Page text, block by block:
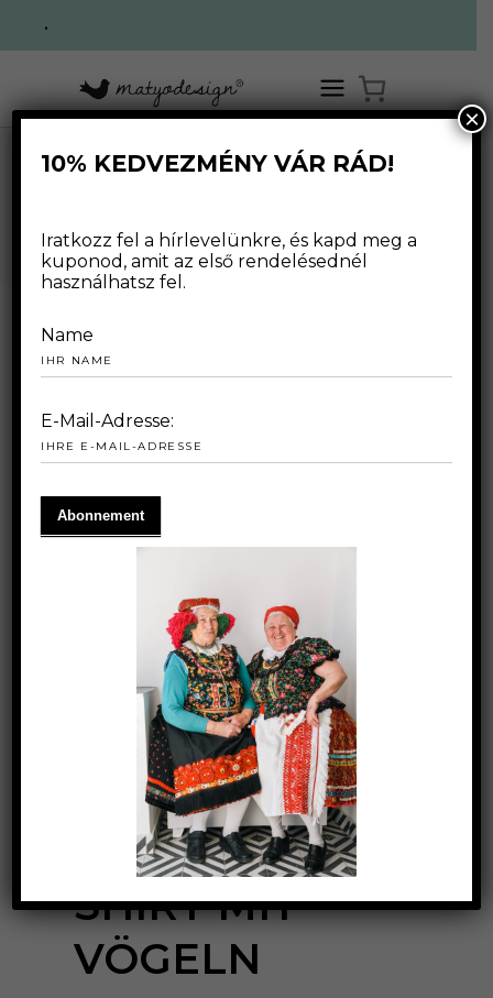
.
WEBSHOP
DAMEN-T-
SHIRT MIT
VÖGELN
10% KEDVEZMÉNY VÁR RÁD!
Iratkozz fel a hírlevelünkre, és kapd meg a
kuponod, amit az első rendelésednél
használhatsz fel.
Name
E-Mail-Adresse:
×